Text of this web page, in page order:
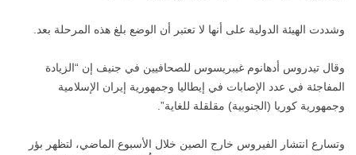
وشددت الهيئة الدولية على أنها لا تعتبر أن الوضع بلغ هذه المرحلة بعد.
وقال تيدروس أدهانوم غيبريسوس للصحافيين في جنيف إن “الزيادة
المفاجئة في عدد الإصابات في إيطاليا وجمهورية إيران الإسلامية
وجمهورية كوريا (الجنوبية) مقلقلة للغاية”.
وتسارع انتشار الفيروس خارج الصين خلال الأسبوع الماضي، لتظهر بؤر